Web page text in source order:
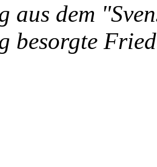
aus dem
besorgte